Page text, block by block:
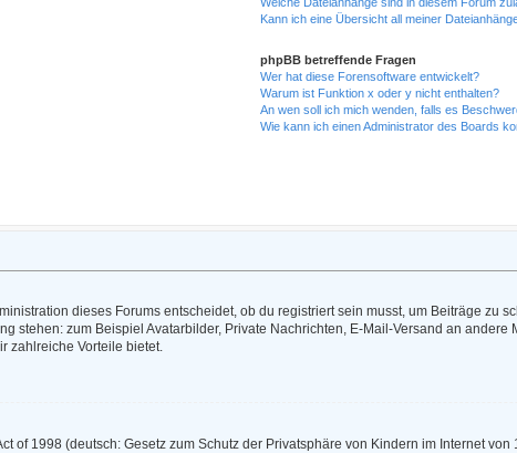
Kann ich eine Übersicht all meiner
phpBB betreffende Fragen
Wer hat diese Forensoftware entwickelt?
Warum ist Funktion x oder y nicht enthalten?
An wen soll ich mich wenden, falls es
Wie kann ich einen Administrator des Boards
dieses Forums entscheidet, ob du registriert sein musst, um Beiträge zu
stehen: zum Beispiel Avatarbilder, Private Nachrichten, E-Mail-Versand an
zahlreiche Vorteile bietet.
of 1998 (deutsch: Gesetz zum Schutz der Privatsphäre von Kindern im Internet